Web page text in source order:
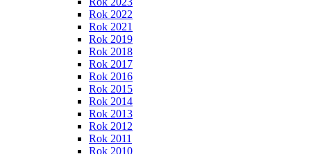
Rok 2022
Rok 2021
Rok 2019
Rok 2018
Rok 2017
Rok 2016
Rok 2015
Rok 2014
Rok 2013
Rok 2012
Rok 2011
Rok 2010